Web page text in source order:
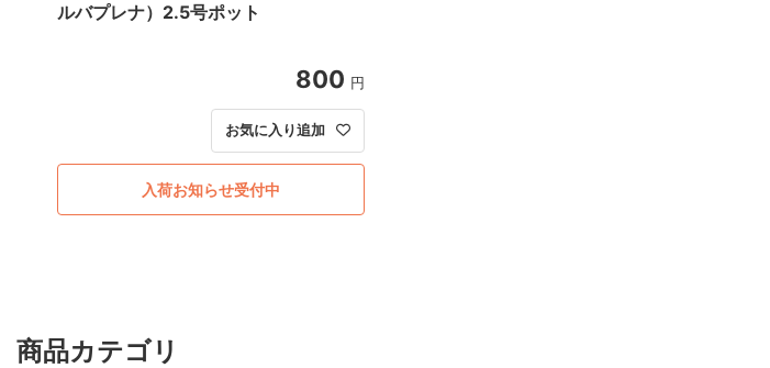
ルバプレナ）2.5号ポット
800 円
お気に入り追加
入荷お知らせ受付中
商品カテゴリ